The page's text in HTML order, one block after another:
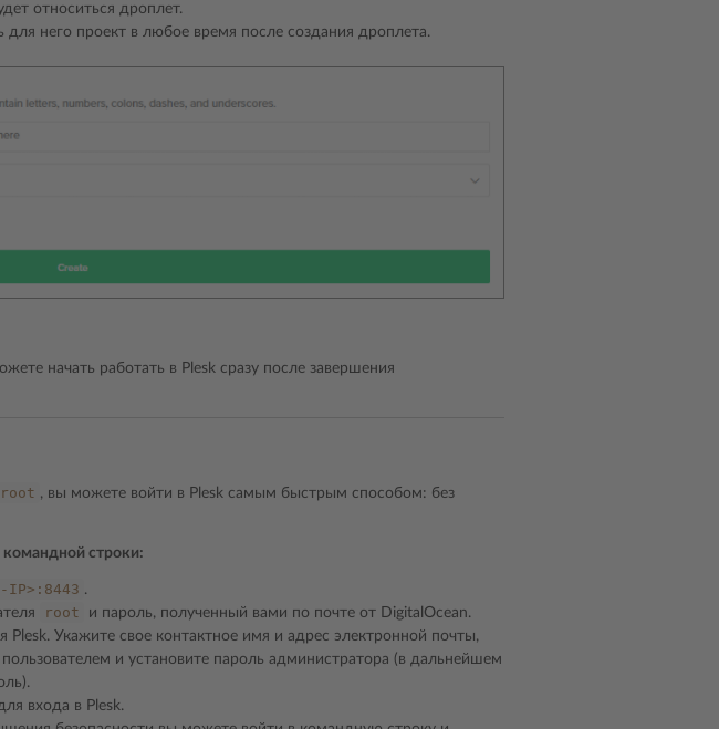
относиться дроплет.
него проект в любое время после создания дроплета.
начать работать в Plesk сразу после завершения
root , вы можете войти в Plesk самым быстрым способом: без
командной строки:
.
root
и пароль, полученный вами по почте от DigitalOcean.
Plesk. Укажите свое контактное имя и адрес электронной почты,
и установите пароль администратора (в дальнейшем
входа в Plesk.